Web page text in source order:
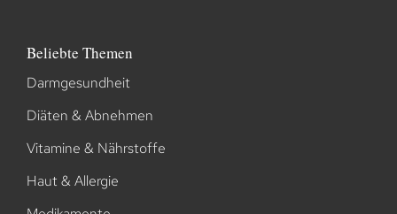
Beliebte Themen
Darmgesundheit
Diäten & Abnehmen
Vitamine & Nährstoffe
Haut & Allergie